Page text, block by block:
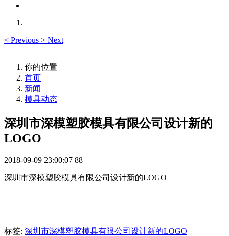
< Previous > Next
你的位置
首页
新闻
模具动态
深圳市深模塑胶模具有限公司设计新的
LOGO
2018-09-09 23:00:07 88
深圳市深模塑胶模具有限公司设计新的LOGO
标签: 深圳市深模塑胶模具有限公司设计新的LOGO